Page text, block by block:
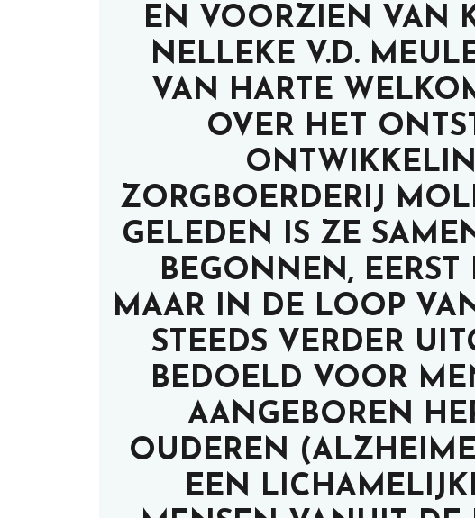
EN VOORZIEN VAN
NELLEKE V.D.
VAN HARTE
OVER HET
ZORGBOERDERIJ
GELEDEN IS ZE
BEGONNEN,
MAAR IN DE LOOP
STEEDS VERDER
BEDOELD VOOR
AANGEBOREN
OUDEREN
EEN